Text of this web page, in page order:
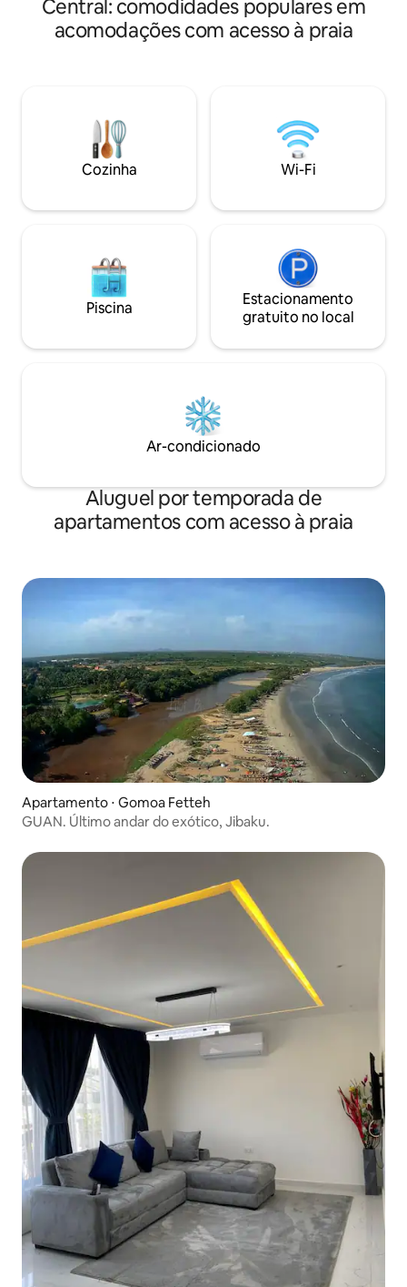
comodidades. Temos 2 e 3 quartos e
todos eles têm piscinas privativas.
Temos um mordomo no chão para
resort onde você pode encomendar
comida e se você precisar do nosso chef
para preparar refeições especiais para
você, isso pode ser discutido em
para famílias e
hóspedes.
Central: comodidades populares em
acomodações com acesso à praia
Cozinha Wi-Fi
Piscina
Estacionamento
gratuito no local
Ar-condicionado
Aluguel por temporada de
apartamentos com acesso à praia
Apartamento ⋅ Gomoa Fetteh
GUAN. Último andar do exótico, Jibaku.